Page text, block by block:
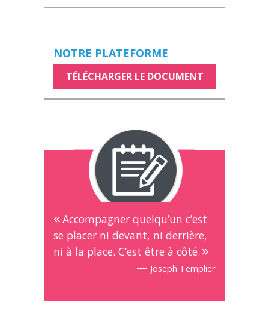
NOTRE PLATEFORME
TÉLÉCHARGER LE DOCUMENT
Accompagner quelqu’un c’est
se placer ni devant, ni derrière,
ni à la place. C’est être à côté.
— Joseph Templier